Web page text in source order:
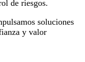
de riesgos.
soluciones
y valor